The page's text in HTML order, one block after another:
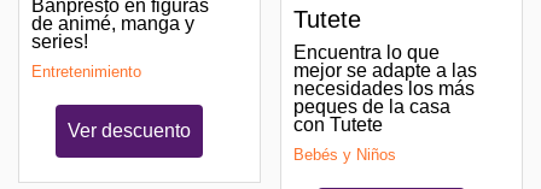
Banpresto en figuras
de animé, manga y
series!
Entretenimiento
Ver descuento
Tutete
Encuentra lo que
mejor se adapte a las
necesidades los más
peques de la casa
con Tutete
Bebés y Niños